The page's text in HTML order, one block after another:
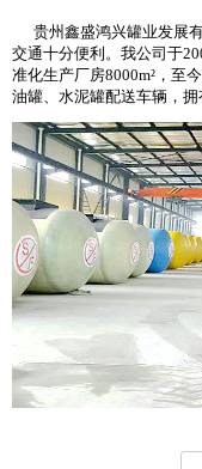
贵州鑫盛鸿兴罐业发展有
交通十分便利。我公司于
准化生产厂房8000m²，至
油罐、水泥罐配送车辆，